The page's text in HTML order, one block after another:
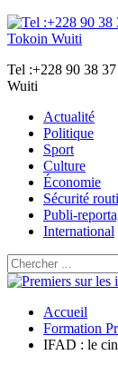
Tel :+228 90 38
Wuiti
Actualité
Politique
Sport
Culture
Économie
Sécurité
Publi-
International
Accueil
Formation
IFAD : le